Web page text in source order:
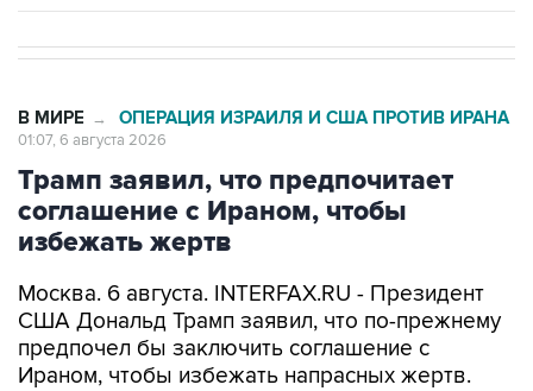
В МИРЕ → ОПЕРАЦИЯ ИЗРАИЛЯ И США ПРОТИВ ИРАНА
01:07, 6 августа 2026
Трамп заявил, что предпочитает
соглашение с Ираном, чтобы
избежать жертв
Москва. 6 августа. INTERFAX.RU - Президент
США Дональд Трамп заявил, что по-прежнему
предпочел бы заключить соглашение с
Ираном, чтобы избежать напрасных жертв.